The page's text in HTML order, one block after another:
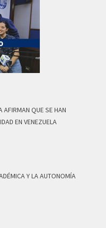
AFIRMAN QUE SE HAN
EN VENEZUELA
Y LA AUTONOMÍA